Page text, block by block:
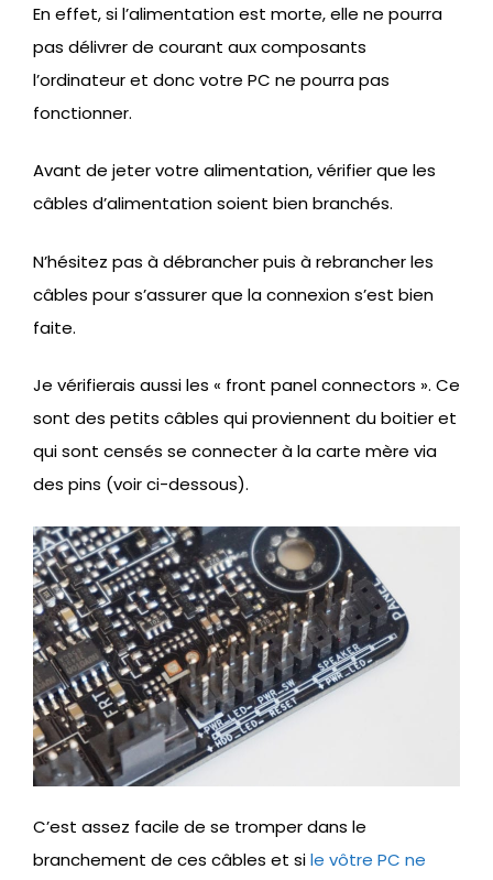
En effet, si l’alimentation est morte, elle ne pourra
pas délivrer de courant aux composants
l’ordinateur et donc votre PC ne pourra pas
fonctionner.
Avant de jeter votre alimentation, vérifier que les
câbles d’alimentation soient bien branchés.
N’hésitez pas à débrancher puis à rebrancher les
câbles pour s’assurer que la connexion s’est bien
faite.
Je vérifierais aussi les « front panel connectors ». Ce
sont des petits câbles qui proviennent du boitier et
qui sont censés se connecter à la carte mère via
des pins (voir ci-dessous).
C’est assez facile de se tromper dans le
branchement de ces câbles et sile vôtre PC ne